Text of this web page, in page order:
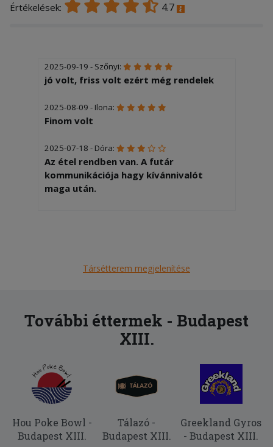
Értékelések: 4.7
2025-09-19 - Szőnyi:
jó volt, friss volt ezért még rendelek
2025-08-09 - Ilona:
Finom volt
2025-07-18 - Dóra:
Az étel rendben van. A futár
kommunikációja hagy kívánnivalót
maga után.
Társétterem megjelenítése
További éttermek - Budapest
XIII.
Hou Poke Bowl -
Budapest XIII.
Tálazó -
Budapest XIII.
Greekland Gyros
- Budapest XIII.